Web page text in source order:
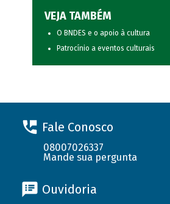
VEJA TAMBÉM
O BNDES e o apoio à cultura
Patrocínio a eventos culturais
Fale Conosco
08007026337
Mande sua pergunta
Ouvidoria